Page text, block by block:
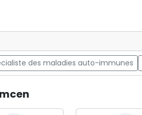
des maladies auto-immunes